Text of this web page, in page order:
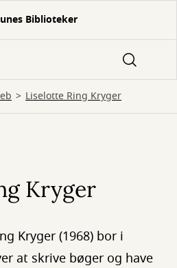
Biblioteker
Liselotte Ring Kryger
Kryger
Kryger (1968) bor i
at skrive bøger og have